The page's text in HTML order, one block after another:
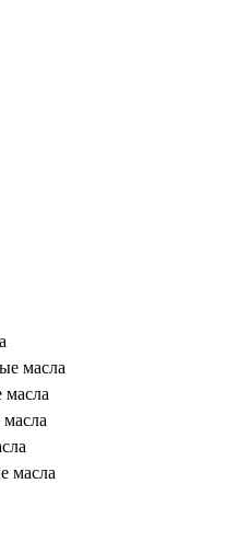
масла
масла
масла